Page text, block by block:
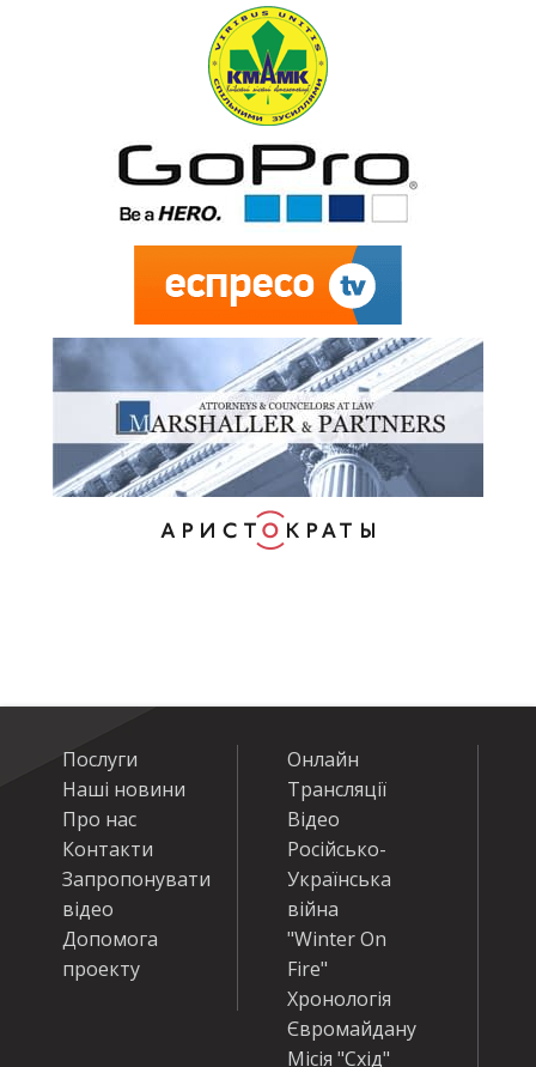
Послуги
Наші новини
Про нас
Контакти
Запропонувати
відео
Допомога
проекту
Онлайн
Трансляції
Відео
Російсько-
Українська
війна
"Winter On
Fire"
Хронологія
Євромайдану
Місія "Схід"